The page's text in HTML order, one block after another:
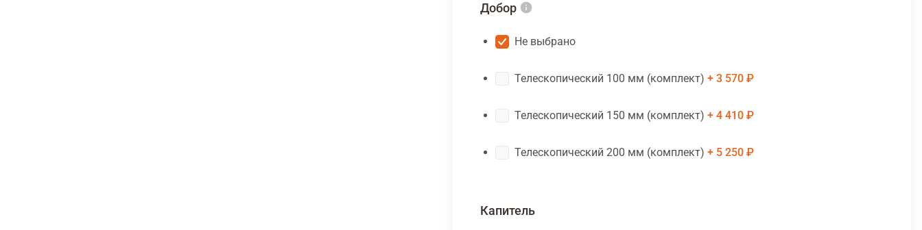
Добор
Не выбрано
Телескопический 100 мм (комплект) 3 570 ₽
Телескопический 150 мм (комплект) 4 410 ₽
Телескопический 200 мм (комплект) 5 250 ₽
Капитель